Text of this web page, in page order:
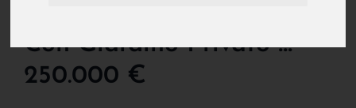
Con Giardino Privato !!!
250.000 €